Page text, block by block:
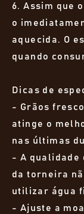
6. Assim que
o
aquecida. O
quando
Dicas de
- Grãos
atinge o
nas últimas
- A qualidade
da torneira
utilizar água
- Ajuste a